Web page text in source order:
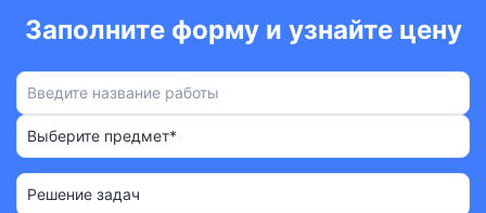
Заполните форму и узнайте цену
Выберите предмет*
Решение задач